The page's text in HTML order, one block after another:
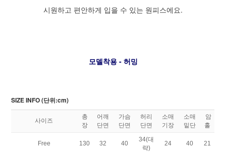
시원하고 편안하게 입을 수 있는 원피스에요.
모델착용 - 허밍
SIZE INFO (단위:cm)
사이즈
총
장
어깨
단면
가슴
단면
허리
단면
소매
기장
소매
밑단
암
홀
Free 130 32 40
34(대
략)
24 40 21